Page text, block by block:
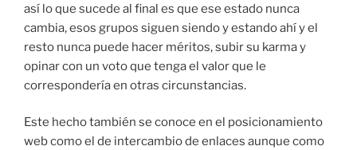
así lo que sucede al final es que ese estado nunca
cambia, esos grupos siguen siendo y estando ahí y el
resto nunca puede hacer méritos, subir su karma y
opinar con un voto que tenga el valor que le
correspondería en otras circunstancias.
Este hecho también se conoce en el posicionamiento
web como el de intercambio de enlaces aunque como